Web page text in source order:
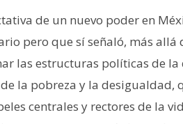
de un nuevo poder en
pero que sí señaló, más allá
las estructuras políticas de la
la pobreza y la desigualdad,
centrales y rectores de la